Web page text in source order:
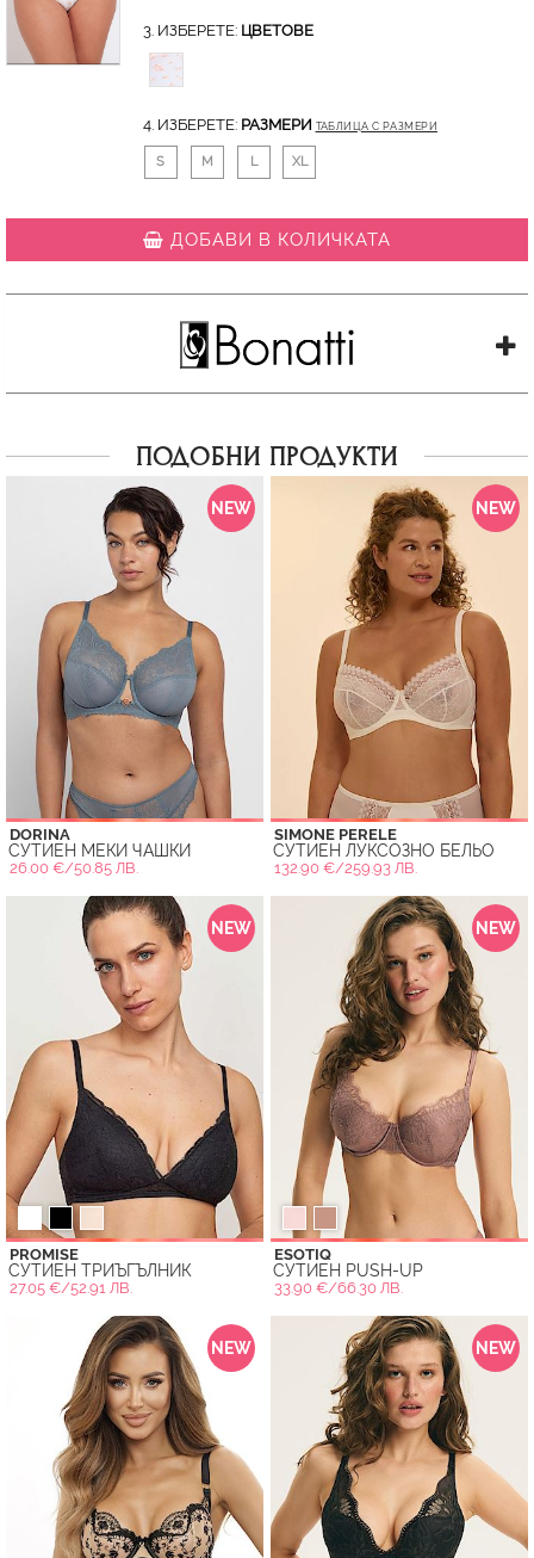
3. ИЗБЕРЕТЕ: ЦВЕТОВЕ
4. ИЗБЕРЕТЕ: РАЗМЕРИ ТАБЛИЦА С РАЗМЕРИ
S M L XL
ДОБАВИ В КОЛИЧКАТА
ПОДОБНИ ПРОДУКТИ
NEW
DORINA
СУТИЕН МЕКИ ЧАШКИ
26.00 €/50.85 ЛВ.
NEW
SIMONE PERELE
СУТИЕН ЛУКСОЗНО БЕЛЬО
132.90 €/259.93 ЛВ.
NEW
PROMISE
СУТИЕН ТРИЪГЪЛНИК
27.05 €/52.91 ЛВ.
NEW
ESOTIQ
СУТИЕН PUSH-UP
33.90 €/66.30 ЛВ.
NEW NEW